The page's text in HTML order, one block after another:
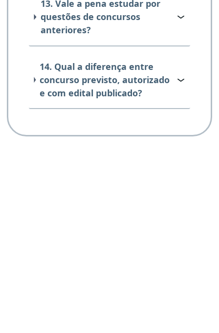
13. Vale a pena estudar por
questões de concursos
anteriores?
14. Qual a diferença entre
concurso previsto, autorizado
e com edital publicado?